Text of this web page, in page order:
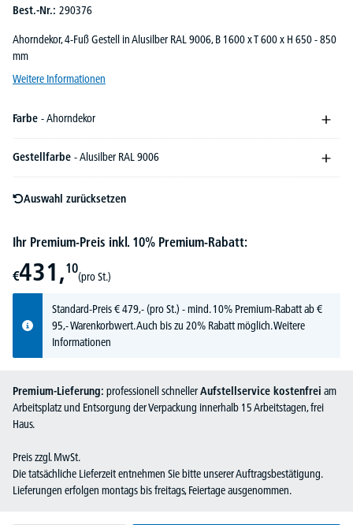
Best.-Nr.: 290376
Ahorndekor, 4-Fuß Gestell in Alusilber RAL 9006, B 1600 x T 600 x H 650 - 850
mm
Weitere Informationen
Farbe - Ahorndekor
Gestellfarbe - Alusilber RAL 9006
Auswahl zurücksetzen
Ihr Premium-Preis inkl. 10% Premium-Rabatt:
€431,10
(pro St.)
Standard-Preis€479,-(pro St.) - mind. 10% Premium-Rabatt ab €
95,- Warenkorbwert. Auch bis zu 20% Rabatt möglich.Weitere
Informationen
Premium-Lieferung: professionell schnellerAufstellservice kostenfrei am
Arbeitsplatz und Entsorgung der Verpackung innerhalb 15 Arbeitstagen, frei
Haus.
Preis zzgl. MwSt.
Die tatsächliche Lieferzeit entnehmen Sie bitte unserer Auftragsbestätigung.
Lieferungen erfolgen montags bis freitags, Feiertage ausgenommen.